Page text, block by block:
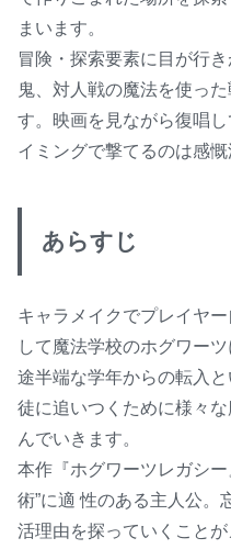
まいます。
冒険・探索要素に目が行
鬼、対人戦の魔法を使っ
す。映画を見ながら復唱
イミングで撃てるのは感慨
あらすじ
キャラメイクでプレイヤ
して魔法学校のホグワー
途半端な学年からの転入
徒に追いつくために様々
んでいきます。
本作『ホグワーツレガシ
術”に適 性のある主人公。
活理由を探っていくこと